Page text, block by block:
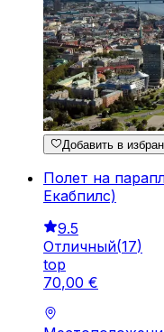
Добавить в
Полет на
Екабпилс)
9.5
Отличный(17)
top
70,00 €